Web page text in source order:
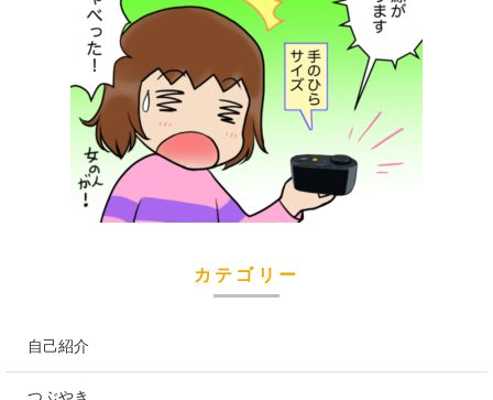
カテゴリー
自己紹介